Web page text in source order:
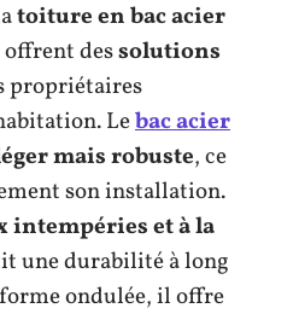
toiture en bac acier
dessolutions
propriétaires
Lebac acier
mais robuste, ce
son installation.
intempéries et à la
une durabilité à long
ondulée, il offre